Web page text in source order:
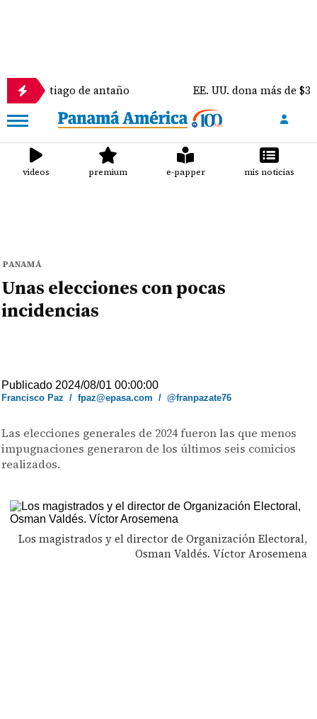
de antaño EE. UU. dona más de $300 mil
videos premium e-papper mis noticias
PANAMÁ
Unas elecciones con pocas
incidencias
Publicado 2024/08/01 00:00:00
Francisco Paz /fpaz@epasa.com /@franpazate76
Las elecciones generales de 2024 fueron las que menos
impugnaciones generaron de los últimos seis comicios
realizados.
Los magistrados y el director de Organización Electoral,
Osman Valdés. Víctor Arosemena